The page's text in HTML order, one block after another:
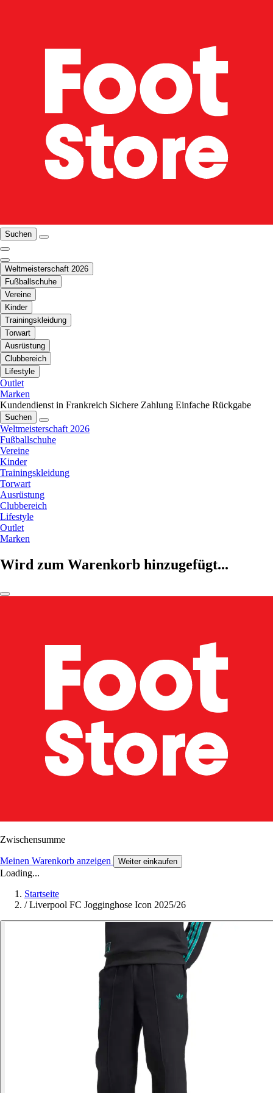
Suchen
Weltmeisterschaft 2026
Fußballschuhe
Vereine
Kinder
Trainingskleidung
Torwart
Ausrüstung
Clubbereich
Lifestyle
Outlet
Marken
Kundendienst in Frankreich Sichere Zahlung Einfache Rückgabe
Suchen
Weltmeisterschaft 2026
Fußballschuhe
Vereine
Kinder
Trainingskleidung
Torwart
Ausrüstung
Clubbereich
Lifestyle
Outlet
Marken
Wird zum Warenkorb hinzugefügt...
Zwischensumme
Meinen Warenkorb anzeigen Weiter einkaufen
Loading...
Startseite
/ Liverpool FC Jogginghose Icon 2025/26